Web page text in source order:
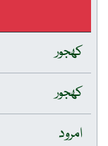
کھجور
کھجور
امرود